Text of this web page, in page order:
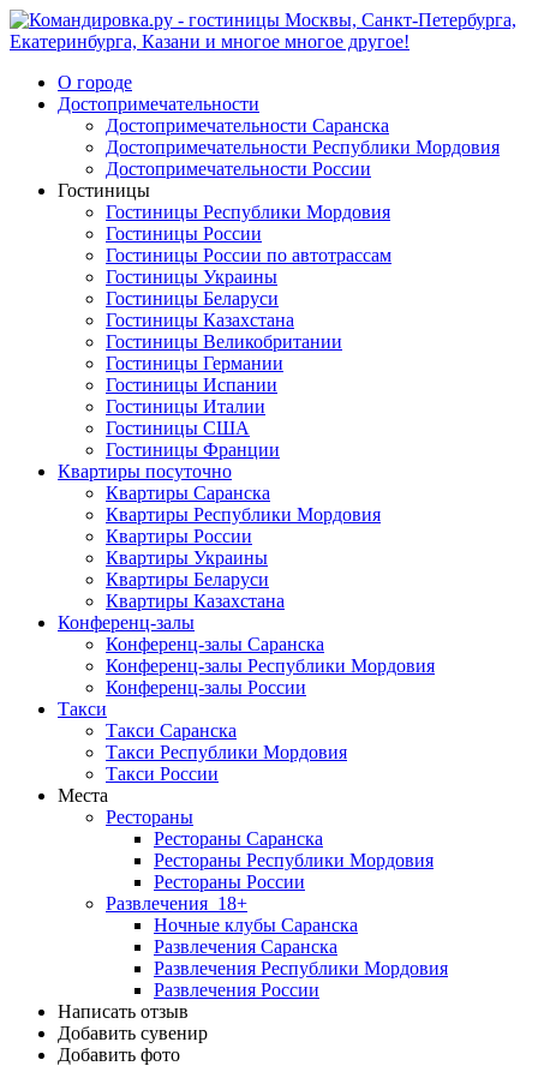
О городе
Достопримечательности
Достопримечательности Саранска
Достопримечательности Республики Мордовия
Достопримечательности России
Гостиницы
Гостиницы Республики Мордовия
Гостиницы России
Гостиницы России по автотрассам
Гостиницы Украины
Гостиницы Беларуси
Гостиницы Казахстана
Гостиницы Великобритании
Гостиницы Германии
Гостиницы Испании
Гостиницы Италии
Гостиницы США
Гостиницы Франции
Квартиры посуточно
Квартиры Саранска
Квартиры Республики Мордовия
Квартиры России
Квартиры Украины
Квартиры Беларуси
Квартиры Казахстана
Конференц-залы
Конференц-залы Саранска
Конференц-залы Республики Мордовия
Конференц-залы России
Такси
Такси Саранска
Такси Республики Мордовия
Такси России
Места
Рестораны
Рестораны Саранска
Рестораны Республики Мордовия
Рестораны России
Развлечения 18+
Ночные клубы Саранска
Развлечения Саранска
Развлечения Республики Мордовия
Развлечения России
Написать отзыв
Добавить сувенир
Добавить фото